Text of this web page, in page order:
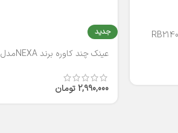
جدید
عینک چند کاوره برند NEXAمدل
2,990,000 تومان